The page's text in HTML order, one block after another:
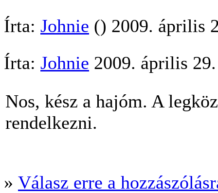
Írta: Johnie () 2009. április
Írta: Johnie 2009. április
Nos, kész a hajóm. A
rendelkezni.
» Válasz erre a